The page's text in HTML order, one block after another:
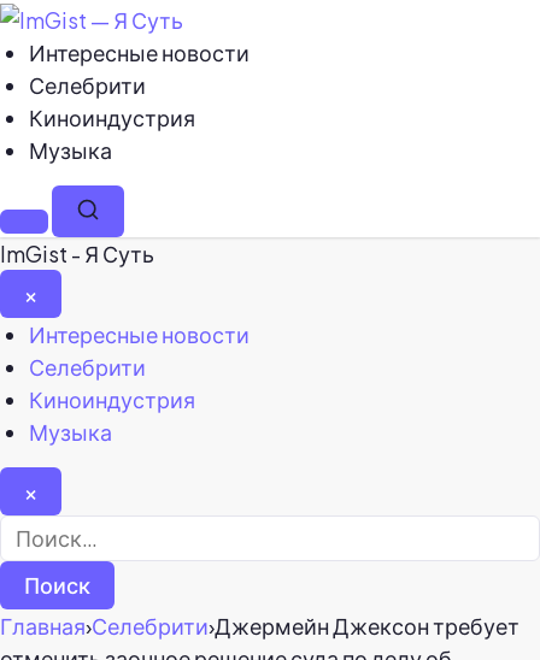
Интересные новости
Селебрити
Киноиндустрия
Музыка
МенюПоиск
ImGist - Я Суть
×
Закрыть
меню
Интересные новости
Селебрити
Киноиндустрия
Музыка
×
Найти:
Главная›Селебрити›Джермейн Джексон требует